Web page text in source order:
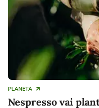
PLANETA
Nespresso vai